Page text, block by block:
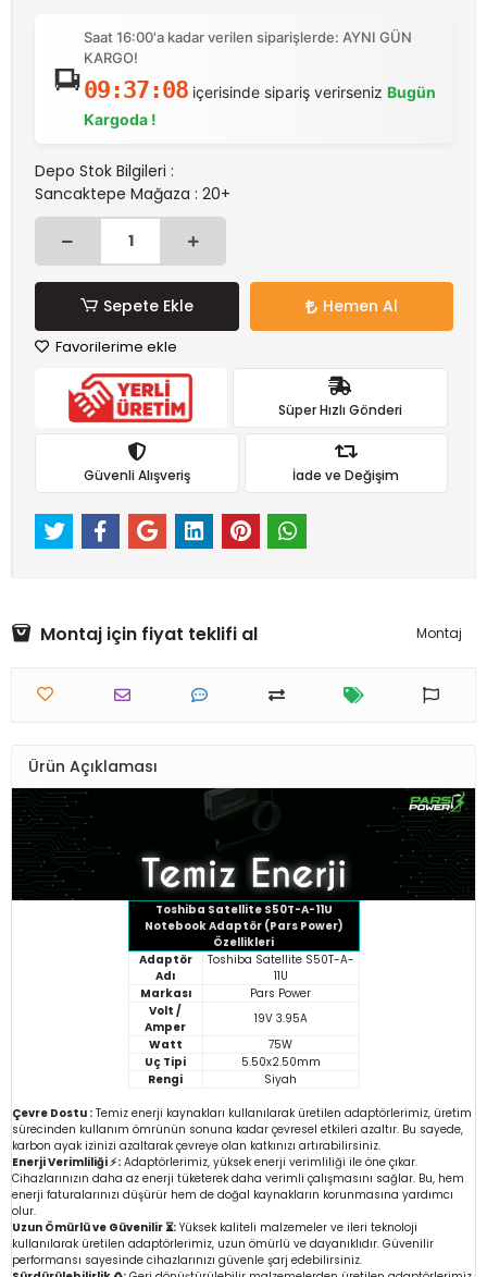
Saat 16:00'a kadar verilen siparişlerde: AYNI GÜN
KARGO!
09:37:08içerisinde sipariş verirseniz Bugün
Kargoda !
Depo Stok Bilgileri :
Sancaktepe Mağaza : 20+
Sepete Ekle Hemen Al
Favorilerime ekle
Süper Hızlı Gönderi
Güvenli Alışveriş İade ve Değişim
Montaj için fiyat teklifi al Montaj
Ürün Açıklaması
Toshiba Satellite S50T-A-11U
Notebook Adaptör (Pars Power)
Özellikleri
Adaptör
Adı
Toshiba Satellite S50T-A-
11U
Markası
Pars Power
Volt /
Amper
19V 3.95A
Watt
75W
Uç Tipi
5.50x2.50mm
Rengi
Siyah
Çevre Dostu : Temiz enerji kaynakları kullanılarak üretilen adaptörlerimiz, üretim
sürecinden kullanım ömrünün sonuna kadar çevresel etkileri azaltır. Bu sayede,
karbon ayak izinizi azaltarak çevreye olan katkınızı artırabilirsiniz.
Enerji Verimliliği ⚡: Adaptörlerimiz, yüksek enerji verimliliği ile öne çıkar.
Cihazlarınızın daha az enerji tüketerek daha verimli çalışmasını sağlar. Bu, hem
enerji faturalarınızı düşürür hem de doğal kaynakların korunmasına yardımcı
olur.
Uzun Ömürlü ve Güvenilir ⏳: Yüksek kaliteli malzemeler ve ileri teknoloji
kullanılarak üretilen adaptörlerimiz, uzun ömürlü ve dayanıklıdır. Güvenilir
performansı sayesinde cihazlarınızı güvenle şarj edebilirsiniz.